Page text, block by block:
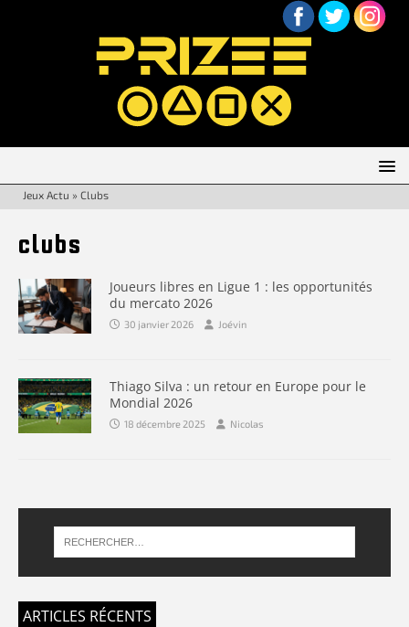
Jeux Actu » Clubs
clubs
Joueurs libres en Ligue 1 : les opportunités
du mercato 2026
30 janvier 2026 Joévin
Thiago Silva : un retour en Europe pour le
Mondial 2026
18 décembre 2025 Nicolas
ARTICLES RÉCENTS